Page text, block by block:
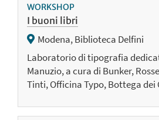
WORKSHOP
I buoni libri
Modena, Biblioteca Delfini
Laboratorio di tipografia
Manuzio, a cura di Bunker,
Tinti, Officina Typo, Bottega dei